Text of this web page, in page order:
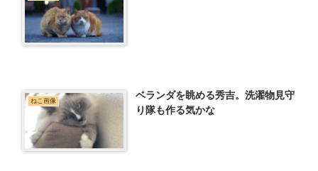
ねこ画像
ベランダを眺める秀吉。洗濯物見守
り隊も作る気かな